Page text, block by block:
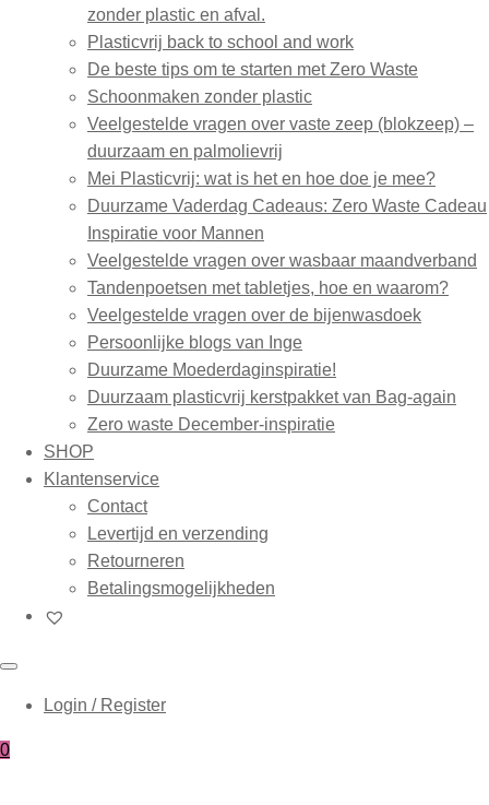
zonder plastic en afval.
Plasticvrij back to school and work
De beste tips om te starten met Zero Waste
Schoonmaken zonder plastic
Veelgestelde vragen over vaste zeep (blokzeep) –
duurzaam en palmolievrij
Mei Plasticvrij: wat is het en hoe doe je mee?
Duurzame Vaderdag Cadeaus: Zero Waste Cadeau
Inspiratie voor Mannen
Veelgestelde vragen over wasbaar maandverband
Tandenpoetsen met tabletjes, hoe en waarom?
Veelgestelde vragen over de bijenwasdoek
Persoonlijke blogs van Inge
Duurzame Moederdaginspiratie!
Duurzaam plasticvrij kerstpakket van Bag-again
Zero waste December-inspiratie
SHOP
Klantenservice
Contact
Levertijd en verzending
Retourneren
Betalingsmogelijkheden
Login / Register
0